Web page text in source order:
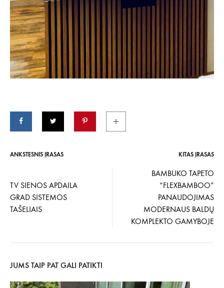
navigacija
ANKSTESNIS ĮRAŠAS KITAS ĮRAŠAS
TV SIENOS APDAILA
GRAD SISTEMOS
TAŠELIAIS
BAMBUKO TAPETO
“FLEXBAMBOO”
PANAUDOJIMAS
MODERNAUS BALDŲ
KOMPLEKTO GAMYBOJE
JUMS TAIP PAT GALI PATIKTI